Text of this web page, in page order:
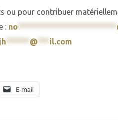
ou pour contribuer
: no *************************
jh ****** @ *** il.com
E-mail